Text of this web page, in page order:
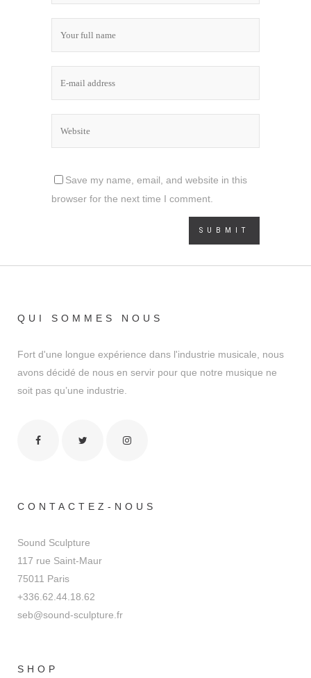
Save my name, email, and website in this
browser for the next time I comment.
QUI SOMMES NOUS
Fort d'une longue expérience dans l'industrie musicale, nous
avons décidé de nous en servir pour que notre musique ne
soit pas qu’une industrie.
CONTACTEZ-NOUS
Sound Sculpture
117 rue Saint-Maur
75011 Paris
+336.62.44.18.62
seb@sound-sculpture.fr
SHOP